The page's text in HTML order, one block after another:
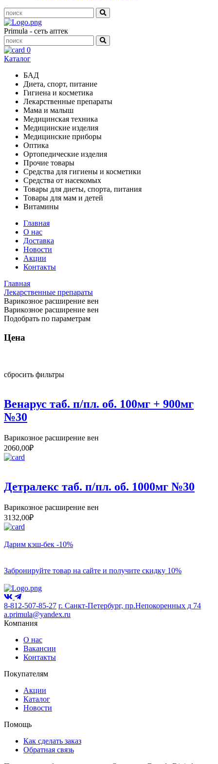
Primula - сеть аптек
0
Каталог
БАД
Диета, спорт, питание
Гигиена и косметика
Лекарственные препараты
Мама и малыш
Медицинская техника
Медицинские изделия
Медицинские приборы
Оптика
Ортопедические изделия
Прочие товары
Средства для гигиены и косметики
Средства от насекомых
Товары для диеты, спорта, питания
Товары для мам и детей
Витамины
Главная
О нас
Доставка
Новости
Акции
Контакты
Главная
Лекарственные препараты
Варикозное расширение вен
Варикозное расширение вен
Подобрать по параметрам
Цена
сбросить фильтры
Венарус таб. п/пл. об. 100мг + 900мг
№30
Варикозное расширение вен
2060,00₽
Детралекс таб. п/пл. об. 1000мг №30
Варикозное расширение вен
3132,00₽
Дарим кэш-бек -10%
Забронируйте товар на сайте и получите скидку 10%
8-812-507-85-27 г. Санкт-Петербург, пр.Непокоренных д 74
a.primula@yandex.ru
Компания
О нас
Вакансии
Контакты
Покупателям
Акции
Каталог
Новости
Помощь
Как сделать заказ
Обратная связь